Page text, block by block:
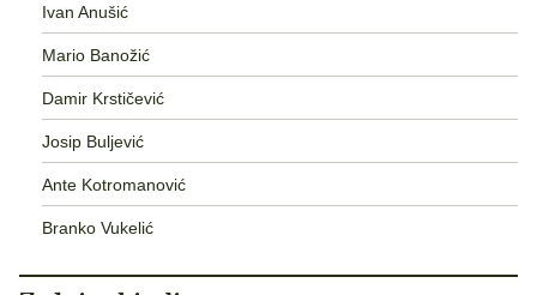
Ivan Anušić
Mario Banožić
Damir Krstičević
Josip Buljević
Ante Kotromanović
Branko Vukelić